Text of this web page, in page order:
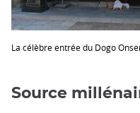
La célèbre entrée du Dogo
Source